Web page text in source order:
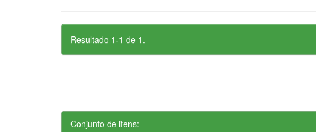
Resultado 1-1 de 1.
Conjunto de itens: